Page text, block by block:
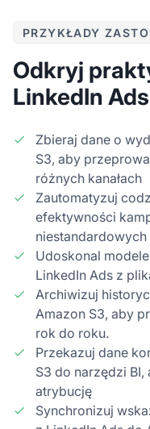
PRZYKŁADY
Odkryj
LinkedIn Ads
Zbieraj dane o
S3, aby
różnych kanałach
Zautomatyzuj
efektywności
Udoskonal
LinkedIn Ads z
Archiwizuj
Amazon S3, aby
rok do roku.
Przekazuj dane
S3 do narzędzi
atrybucję
Synchronizuj